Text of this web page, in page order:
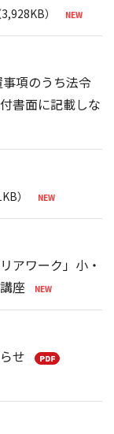
3,928KB）
項のうち法令
書面に記載しな
）
アワーク」小・
座
せ